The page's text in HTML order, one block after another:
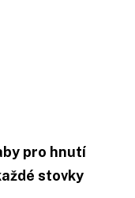
pro hnutí
stovky